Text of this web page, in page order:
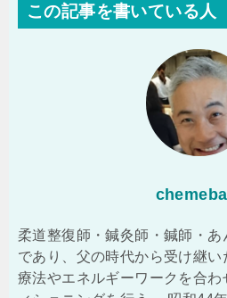
この記事を書いている人
柔道整復師・鍼灸師・鍼師・
であり、父の時代から受け継
療法やエネルギーワークを合